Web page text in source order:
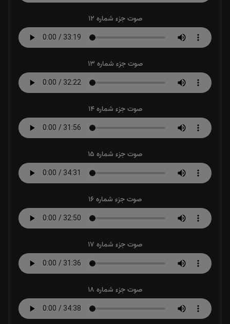
صوت جزء شماره 12
صوت جزء شماره 13
صوت جزء شماره 14
صوت جزء شماره 15
صوت جزء شماره 16
صوت جزء شماره 17
صوت جزء شماره 18